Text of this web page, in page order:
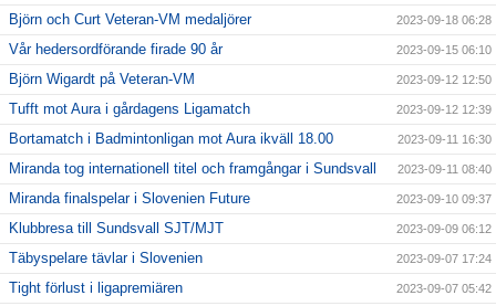
Björn och Curt Veteran-VM medaljörer 2023-09-18 06:28
Vår hedersordförande firade 90 år 2023-09-15 06:10
Björn Wigardt på Veteran-VM 2023-09-12 12:50
Tufft mot Aura i gårdagens Ligamatch 2023-09-12 12:39
Bortamatch i Badmintonligan mot Aura ikväll 18.00 2023-09-11 16:30
Miranda tog internationell titel och framgångar i Sundsvall 2023-09-11 08:40
Miranda finalspelar i Slovenien Future 2023-09-10 09:37
Klubbresa till Sundsvall SJT/MJT 2023-09-09 06:12
Täbyspelare tävlar i Slovenien 2023-09-07 17:24
Tight förlust i ligapremiären 2023-09-07 05:42